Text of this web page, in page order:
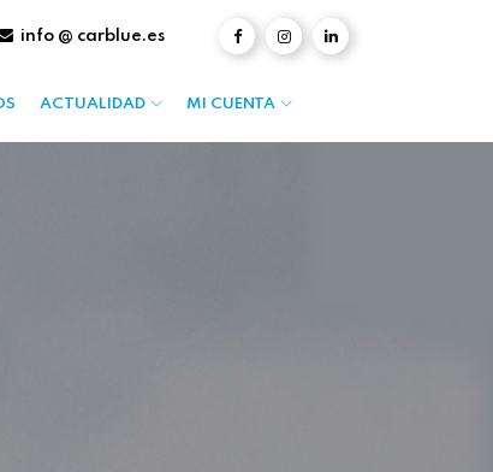
info @ carblue.es
ACTUALIDAD MI CUENTA